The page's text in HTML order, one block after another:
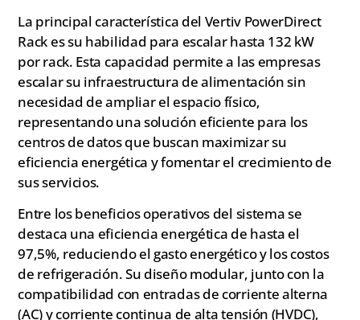
La principal característica del Vertiv PowerDirect
Rack es su habilidad para escalar hasta 132 kW
por rack. Esta capacidad permite a las empresas
escalar su infraestructura de alimentación sin
necesidad de ampliar el espacio físico,
representando una solución eficiente para los
centros de datos que buscan maximizar su
eficiencia energética y fomentar el crecimiento de
sus servicios.
Entre los beneficios operativos del sistema se
destaca una eficiencia energética de hasta el
97,5%, reduciendo el gasto energético y los costos
de refrigeración. Su diseño modular, junto con la
compatibilidad con entradas de corriente alterna
(AC) y corriente continua de alta tensión (HVDC),